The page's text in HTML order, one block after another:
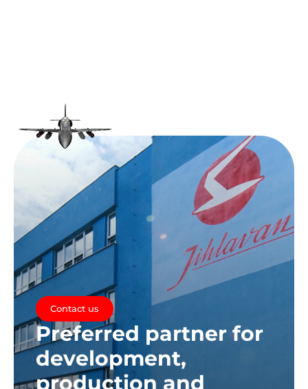
Contact us
Preferred partner for
development,
production and